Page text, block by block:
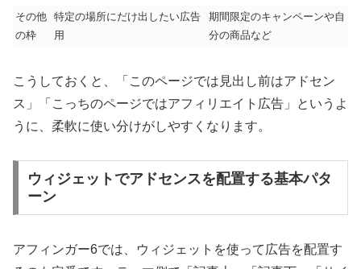
その他
の枠
特定の場所にだけ出したい広告
用
期間限定のキャンペーンや自
分の商品など
こうしておくと、「このページでは見出し前はアドセン
ス」「こっちのページではアフィリエイト広告」というよ
うに、柔軟に使い分けがしやすくなります。
ウィジェットでアドセンスを配置する基本パタ
ーン
アフィンガー6では、ウィジェットを使って広告を配置す